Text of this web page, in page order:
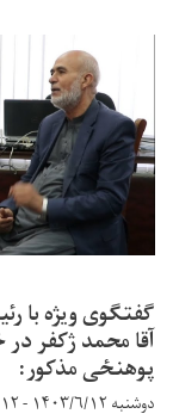
گفتگوی ویژه با
آقا محمد ژکفر
پوهنځی مذکور:
دوشنبه ۱۴۰۳/۶/۱۲ - ۱۱:۱۲